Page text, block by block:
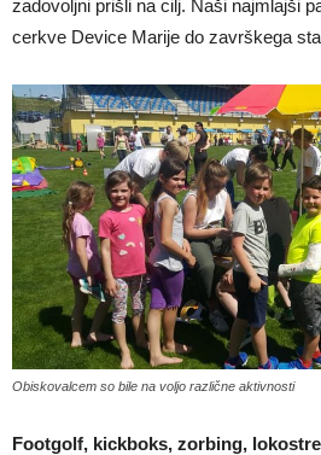
zadovoljni prišli na cilj. Naši najmlajši
cerkve Device Marije do završkega
Obiskovalcem so bile na voljo različne aktivnosti
Footgolf, kickboks, zorbing,